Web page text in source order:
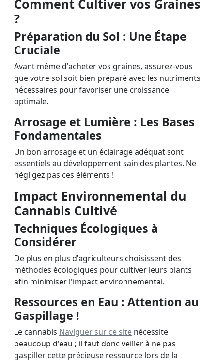
Comment Cultiver vos Graines
?
Préparation du Sol : Une Étape
Cruciale
Avant même d'acheter vos graines, assurez-vous
que votre sol soit bien préparé avec les nutriments
nécessaires pour favoriser une croissance
optimale.
Arrosage et Lumière : Les Bases
Fondamentales
Un bon arrosage et un éclairage adéquat sont
essentiels au développement sain des plantes. Ne
négligez pas ces éléments !
Impact Environnemental du
Cannabis Cultivé
Techniques Écologiques à
Considérer
De plus en plus d'agriculteurs choisissent des
méthodes écologiques pour cultiver leurs plants
afin minimiser l'impact environnemental.
Ressources en Eau : Attention au
Gaspillage !
Le cannabis Naviguer sur ce site nécessite
beaucoup d'eau ; il faut donc veiller à ne pas
gaspiller cette précieuse ressource lors de la